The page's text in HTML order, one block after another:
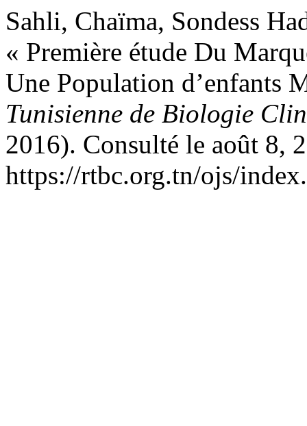
Sahli, Chaïma, Sondess
« Première étude Du
Une Population d’enfants
Tunisienne de Biologie
2016). Consulté le août 8,
https://rtbc.org.tn/ojs/